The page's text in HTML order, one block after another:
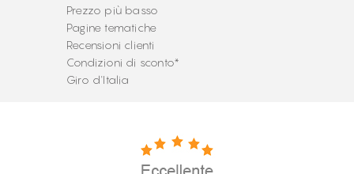
Prezzo più basso
Pagine tematiche
Recensioni clienti
Condizioni di sconto*
Giro d'Italia